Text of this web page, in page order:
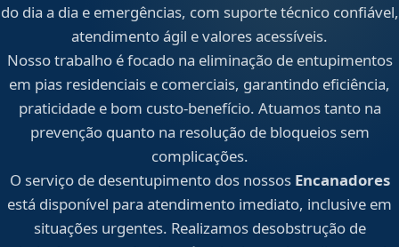
do dia a dia e emergências, com suporte técnico confiável,
atendimento ágil e valores acessíveis.
Nosso trabalho é focado na eliminação de entupimentos
em pias residenciais e comerciais, garantindo eficiência,
praticidade e bom custo-benefício. Atuamos tanto na
prevenção quanto na resolução de bloqueios sem
complicações.
O serviço de desentupimento dos nossos Encanadores
está disponível para atendimento imediato, inclusive em
situações urgentes. Realizamos desobstrução de